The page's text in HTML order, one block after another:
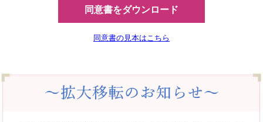
同意書をダウンロード
同意書の見本はこちら